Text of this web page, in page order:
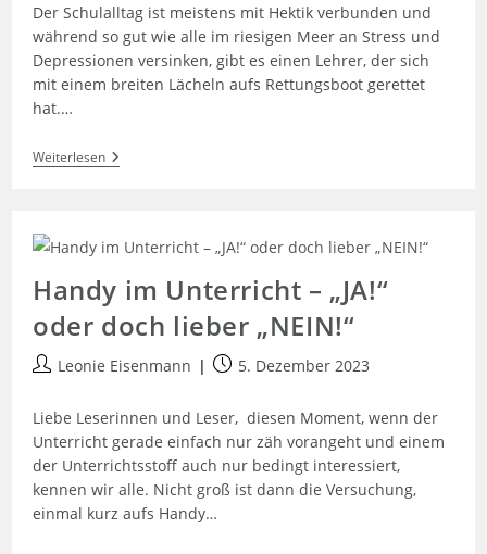
Der Schulalltag ist meistens mit Hektik verbunden und
während so gut wie alle im riesigen Meer an Stress und
Depressionen versinken, gibt es einen Lehrer, der sich
mit einem breiten Lächeln aufs Rettungsboot gerettet
hat.…
Weiterlesen
Handy im Unterricht – „JA!“
oder doch lieber „NEIN!“
Leonie Eisenmann 5. Dezember 2023
Liebe Leserinnen und Leser, diesen Moment, wenn der
Unterricht gerade einfach nur zäh vorangeht und einem
der Unterrichtsstoff auch nur bedingt interessiert,
kennen wir alle. Nicht groß ist dann die Versuchung,
einmal kurz aufs Handy…